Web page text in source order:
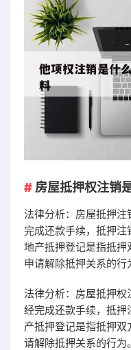
房屋抵押权注销
法律分析：房屋抵押
完成还款手续，抵押
地产抵押登记是指抵
申请解除抵押关系的行
法律分析：房屋抵押
经完成还款手续，抵
产抵押登记是指抵押
请解除抵押关系的行为。